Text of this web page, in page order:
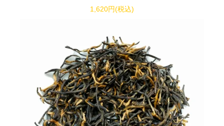
1,620円(税込)